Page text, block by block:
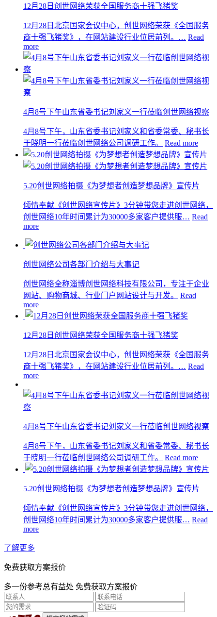
12月28日创世网络荣获全国服务商十强飞猪奖
12月28日北京国家会议中心，创世网络荣获《全国服务
商十强飞猪奖》，在网站建设行业位居前列。… Read
more
4月8号下午山东省委书记刘家义一行莅临创世网络视察
4月8号下午，山东省委书记刘家义和省委常委、秘书长
于晓明一行莅临创世网络公司调研工作。
Read more
5.20创世网络拍摄《为梦想者创造梦想品牌》宣传片
倾情奉献《创世网络宣传片》3分钟带您走进创世网络，
创世网络10年时间累计为30000多家客户提供服… Read
more
创世网络公司各部门介绍与大事记
创世网络全称淄博创世网络科技有限公司，专注于企业
网站、购物商城、行业门户网站设计与开发。
Read
more
12月28日创世网络荣获全国服务商十强飞猪奖
12月28日北京国家会议中心，创世网络荣获《全国服务
商十强飞猪奖》，在网站建设行业位居前列。… Read
more
4月8号下午山东省委书记刘家义一行莅临创世网络视察
4月8号下午，山东省委书记刘家义和省委常委、秘书长
于晓明一行莅临创世网络公司调研工作。
Read more
5.20创世网络拍摄《为梦想者创造梦想品牌》宣传片
倾情奉献《创世网络宣传片》3分钟带您走进创世网络，
创世网络10年时间累计为30000多家客户提供服… Read
more
了解更多
免费获取方案报价
多一份参考总有益处 免费获取方案报价